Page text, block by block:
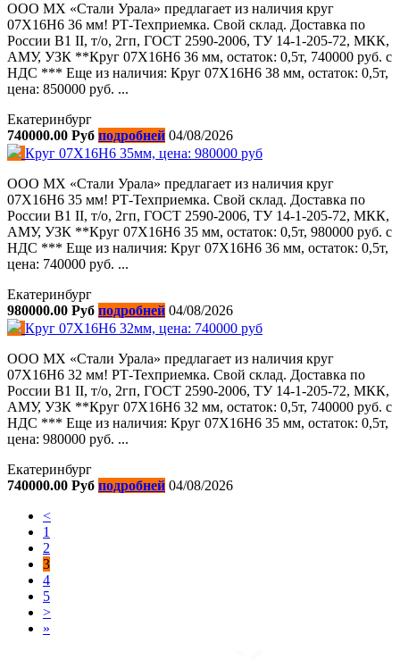
ООО МХ «Стали Урала» предлагает из наличия круг
07Х16Н6 36 мм! РТ-Техприемка. Свой склад. Доставка по
России В1 II, т/о, 2гп, ГОСТ 2590-2006, ТУ 14-1-205-72, МКК,
АМУ, УЗК **Круг 07Х16Н6 36 мм, остаток: 0,5т, 740000 руб. с
НДС *** Еще из наличия: Круг 07Х16Н6 38 мм, остаток: 0,5т,
цена: 850000 руб. ...
Екатеринбург
740000.00 Руб подробней 04/08/2026
Круг 07Х16Н6 35мм, цена: 980000 руб
ООО МХ «Стали Урала» предлагает из наличия круг
07Х16Н6 35 мм! РТ-Техприемка. Свой склад. Доставка по
России В1 II, т/о, 2гп, ГОСТ 2590-2006, ТУ 14-1-205-72, МКК,
АМУ, УЗК **Круг 07Х16Н6 35 мм, остаток: 0,5т, 980000 руб. с
НДС *** Еще из наличия: Круг 07Х16Н6 36 мм, остаток: 0,5т,
цена: 740000 руб. ...
Екатеринбург
980000.00 Руб подробней 04/08/2026
Круг 07Х16Н6 32мм, цена: 740000 руб
ООО МХ «Стали Урала» предлагает из наличия круг
07Х16Н6 32 мм! РТ-Техприемка. Свой склад. Доставка по
России В1 II, т/о, 2гп, ГОСТ 2590-2006, ТУ 14-1-205-72, МКК,
АМУ, УЗК **Круг 07Х16Н6 32 мм, остаток: 0,5т, 740000 руб. с
НДС *** Еще из наличия: Круг 07Х16Н6 35 мм, остаток: 0,5т,
цена: 980000 руб. ...
Екатеринбург
740000.00 Руб подробней 04/08/2026
<
1
2
3
4
5
>
»